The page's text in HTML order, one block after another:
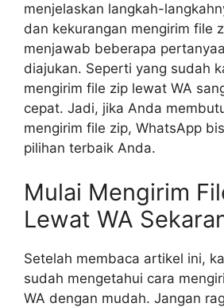
menjelaskan langkah-
dan kekurangan mengirim file
menjawab beberapa
diajukan. Seperti yang sudah
mengirim file zip lewat WA
cepat. Jadi, jika Anda
mengirim file zip, WhatsApp
pilihan terbaik Anda.
Mulai Mengirim
Lewat WA
Setelah membaca artikel ini,
sudah mengetahui cara
WA dengan mudah. Jangan